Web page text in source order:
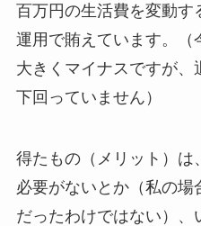
百万円の生活費を変動す
運用で賄えています。（
大きくマイナスですが、
下回っていません）
得たもの（メリット）は
必要がないとか（私の場
だったわけではない）、